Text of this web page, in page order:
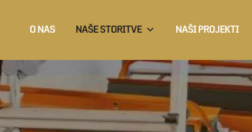
O NAS NAŠE STORITVE NAŠI PROJEKTI